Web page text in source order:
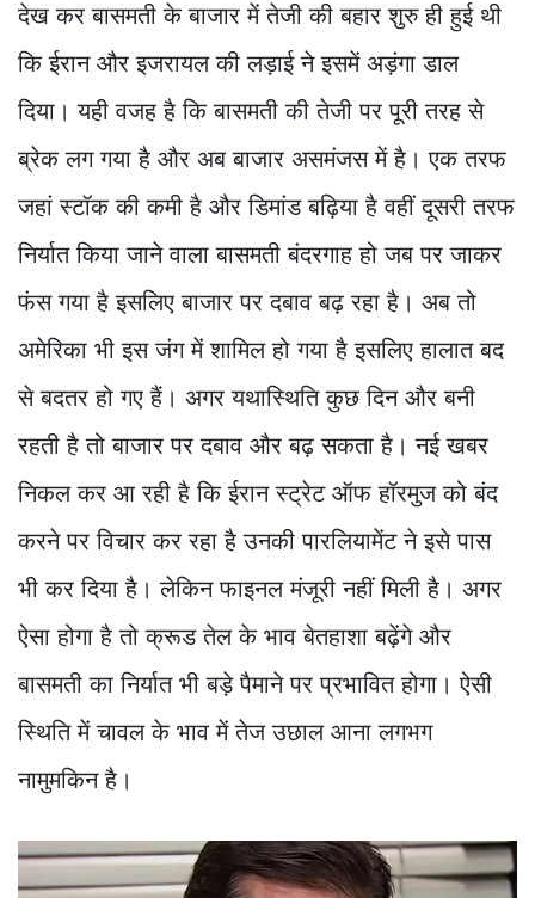
देख कर बासमती के बाजार में तेजी की बहार शुरु ही हुई थी
कि ईरान और इजरायल की लड़ाई ने इसमें अड़ंगा डाल
दिया। यही वजह है कि बासमती की तेजी पर पूरी तरह से
ब्रेक लग गया है और अब बाजार असमंजस में है। एक तरफ
जहां स्टॉक की कमी है और डिमांड बढ़िया है वहीं दूसरी तरफ
निर्यात किया जाने वाला बासमती बंदरगाह हो जब पर जाकर
फंस गया है इसलिए बाजार पर दबाव बढ़ रहा है। अब तो
अमेरिका भी इस जंग में शामिल हो गया है इसलिए हालात बद
से बदतर हो गए हैं। अगर यथास्थिति कुछ दिन और बनी
रहती है तो बाजार पर दबाव और बढ़ सकता है। नई खबर
निकल कर आ रही है कि ईरान स्ट्रेट ऑफ हॉरमुज को बंद
करने पर विचार कर रहा है उनकी पारलियामेंट ने इसे पास
भी कर दिया है। लेकिन फाइनल मंजूरी नहीं मिली है। अगर
ऐसा होगा है तो क्रूड तेल के भाव बेतहाशा बढ़ेंगे और
बासमती का निर्यात भी बड़े पैमाने पर प्रभावित होगा। ऐसी
स्थिति में चावल के भाव में तेज उछाल आना लगभग
नामुमकिन है।